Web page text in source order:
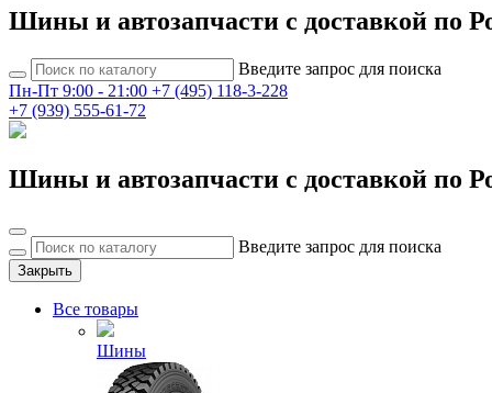
Шины и автозапчасти с доставкой по
Введите запрос для поиска
Пн-Пт 9:00 - 21:00 +7 (495) 118-3-228
+7 (939) 555-61-72
Шины и автозапчасти с доставкой по
Введите запрос для поиска
Закрыть
Все товары
Шины